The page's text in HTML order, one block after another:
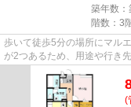
築年数：
階数：3
歩いて徒歩5分の場所にマル
が2つあるため、用途や行き
トです。通風システムが整っ
(